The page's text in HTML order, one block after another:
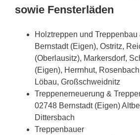
sowie Fensterläden
Holztreppen und
Bernstadt (Eigen), Ostritz,
(Oberlausitz), Markersdorf,
(Eigen), Herrnhut,
Löbau, Großschweidnitz
Treppenerneuerung &
02748 Bernstadt (Eigen)
Dittersbach
Treppenbauer